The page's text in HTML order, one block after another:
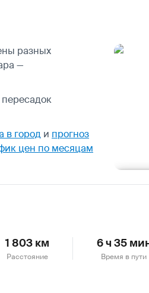
разных
—
в город и прогноз
цен по месяцам
1 803 км
Расстояние
6 ч 35
Время в пути